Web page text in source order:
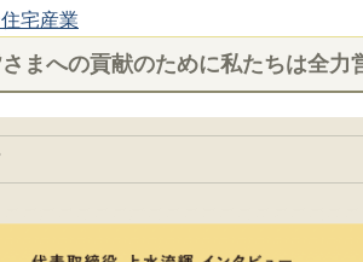
宅産業
まへの貢献のために私たちは全力